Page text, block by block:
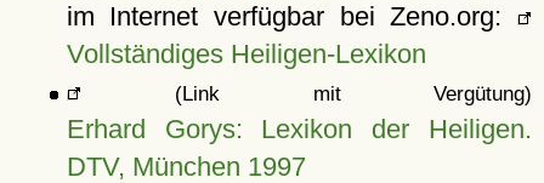
im Internet verfügbar bei Zeno.org:
Vollständiges Heiligen-Lexikon
(Link mit Vergütung)
Erhard Gorys: Lexikon der Heiligen.
DTV, München 1997